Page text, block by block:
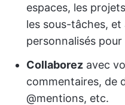
espaces, les
les sous-tâches,
personnalisés
Collaborez avec
commentaires, de
@mentions, etc.